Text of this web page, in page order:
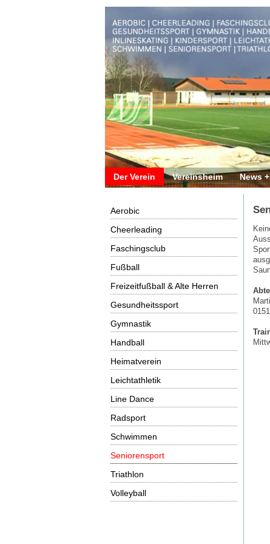
Der Verein Vereinsheim News
Aerobic
Cheerleading
Faschingsclub
Fußball
Freizeitfußball & Alte Herren
Gesundheitssport
Gymnastik
Handball
Heimatverein
Leichtathletik
Line Dance
Radsport
Schwimmen
Seniorensport
Triathlon
Volleyball